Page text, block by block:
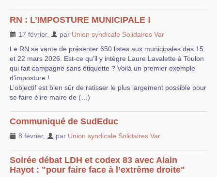
RN : L’IMPOSTURE MUNICIPALE !
17 février, par Union syndicale Solidaires Var
Le RN se vante de présenter 650 listes aux municipales des 15
et 22 mars 2026. Est-ce qu’il y intègre Laure Lavalette à Toulon
qui fait campagne sans étiquette ? Voilà un premier exemple
d’imposture !
L’objectif est bien sûr de ratisser le plus largement possible pour
se faire élire maire de (…)
Communiqué de SudEduc
8 février, par Union syndicale Solidaires Var
Soirée débat LDH et codex 83 avec Alain
Hayot : "pour faire face à l’extrême droite"